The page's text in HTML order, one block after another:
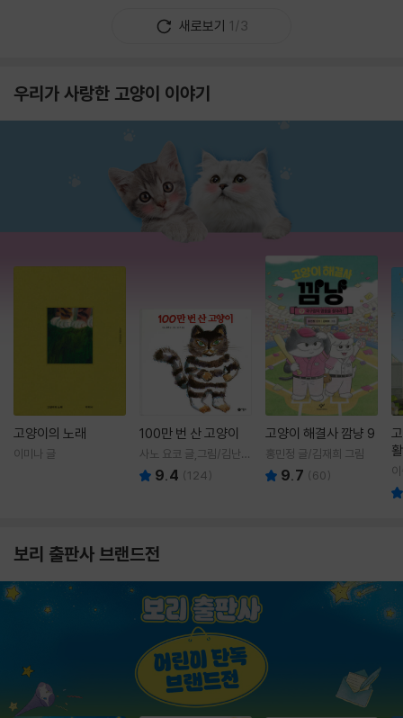
새로보기 1/3
우리가 사랑한 고양이 이야기
고양이의 노래
이미나 글
100만 번 산 고양이
사노 요코 글,그림/김난주
역 9.4 (124)
고양이 해결사 깜냥 9
홍민정 글/김재희 그림
9.7 (60)
보리 출판사 브랜드전